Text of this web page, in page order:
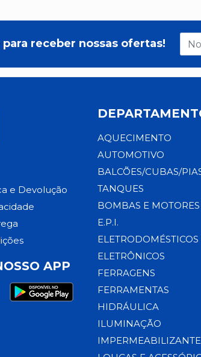
receber nossas ofertas!
e Devolução
APP
AQUECIMENTO
AUTOMOTIVO
BALCÕES/CUBAS/
TANQUES
BOMBAS E MOTORES
E.P.I.
ELETRODOMÉSTICOS
ELETRÔNICOS
FERRAGENS
FERRAMENTAS
HIDRÁULICA
ILUMINAÇÃO